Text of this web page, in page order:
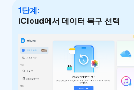
1단계:
iCloud에서 데이터 복구 선택